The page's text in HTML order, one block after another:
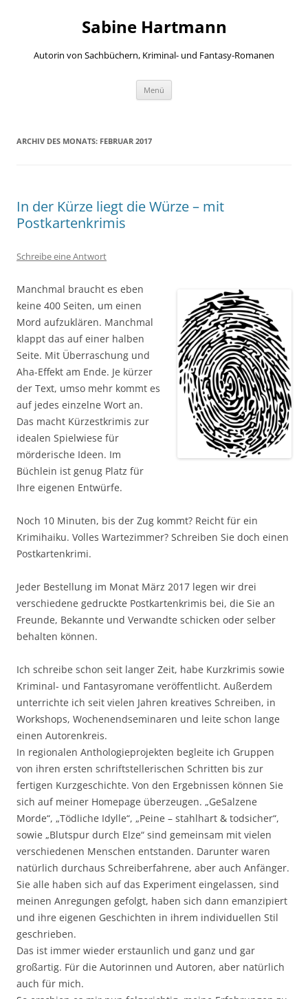
Sabine Hartmann
Autorin von Sachbüchern, Kriminal- und Fantasy-Romanen
Menü
ARCHIV DES MONATS: FEBRUAR 2017
In der Kürze liegt die Würze – mit
Postkartenkrimis
Schreibe eine Antwort
Manchmal braucht es eben
keine 400 Seiten, um einen
Mord aufzuklären. Manchmal
klappt das auf einer halben
Seite. Mit Überraschung und
Aha-Effekt am Ende. Je kürzer
der Text, umso mehr kommt es
auf jedes einzelne Wort an.
Das macht Kürzestkrimis zur
idealen Spielwiese für
mörderische Ideen. Im
Büchlein ist genug Platz für
Ihre eigenen Entwürfe.
Noch 10 Minuten, bis der Zug kommt? Reicht für ein
Krimihaiku. Volles Wartezimmer? Schreiben Sie doch einen
Postkartenkrimi.
Jeder Bestellung im Monat März 2017 legen wir drei
verschiedene gedruckte Postkartenkrimis bei, die Sie an
Freunde, Bekannte und Verwandte schicken oder selber
behalten können.
Ich schreibe schon seit langer Zeit, habe Kurzkrimis sowie
Kriminal- und Fantasyromane veröffentlicht. Außerdem
unterrichte ich seit vielen Jahren kreatives Schreiben, in
Workshops, Wochenendseminaren und leite schon lange
einen Autorenkreis.
In regionalen Anthologieprojekten begleite ich Gruppen
von ihren ersten schriftstellerischen Schritten bis zur
fertigen Kurzgeschichte. Von den Ergebnissen können Sie
sich auf meiner Homepage überzeugen. „GeSalzene
Morde“, „Tödliche Idylle“, „Peine – stahlhart & todsicher“,
sowie „Blutspur durch Elze“ sind gemeinsam mit vielen
verschiedenen Menschen entstanden. Darunter waren
natürlich durchaus Schreiberfahrene, aber auch Anfänger.
Sie alle haben sich auf das Experiment eingelassen, sind
meinen Anregungen gefolgt, haben sich dann emanzipiert
und ihre eigenen Geschichten in ihrem individuellen Stil
geschrieben.
Das ist immer wieder erstaunlich und ganz und gar
großartig. Für die Autorinnen und Autoren, aber natürlich
auch für mich.